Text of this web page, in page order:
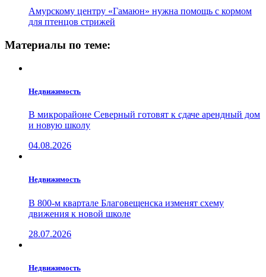
Амурскому центру «Гамаюн» нужна помощь с кормом
для птенцов стрижей
Материалы по теме:
Недвижимость
В микрорайоне Северный готовят к сдаче арендный дом
и новую школу
04.08.2026
Недвижимость
В 800-м квартале Благовещенска изменят схему
движения к новой школе
28.07.2026
Недвижимость